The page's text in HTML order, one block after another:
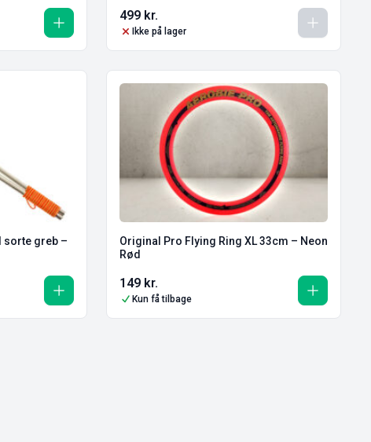
499 kr.
Ikke på lager
sorte greb –
Original Pro Flying Ring XL 33cm – Neon
Rød
149 kr.
Kun få tilbage